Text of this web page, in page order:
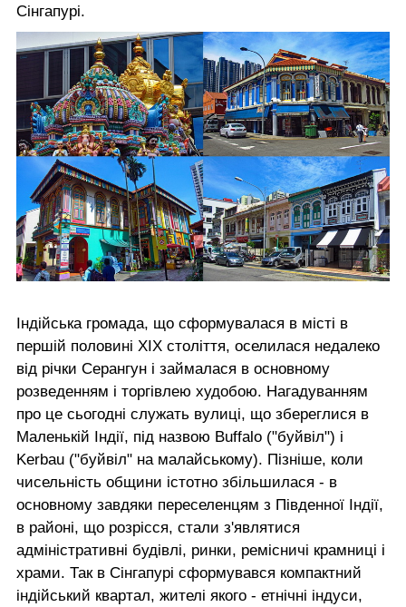
Сінгапурі.
Індійська громада, що сформувалася в місті в
першій половині XIX століття, оселилася недалеко
від річки Серангун і займалася в основному
розведенням і торгівлею худобою. Нагадуванням
про це сьогодні служать вулиці, що збереглися в
Маленькій Індії, під назвою Buffalo ("буйвіл") і
Kerbau ("буйвіл" на малайському). Пізніше, коли
чисельність общини істотно збільшилася - в
основному завдяки переселенцям з Південної Індії,
в районі, що розрісся, стали з'являтися
адміністративні будівлі, ринки, ремісничі крамниці і
храми. Так в Сінгапурі сформувався компактний
індійський квартал, жителі якого - етнічні індуси,